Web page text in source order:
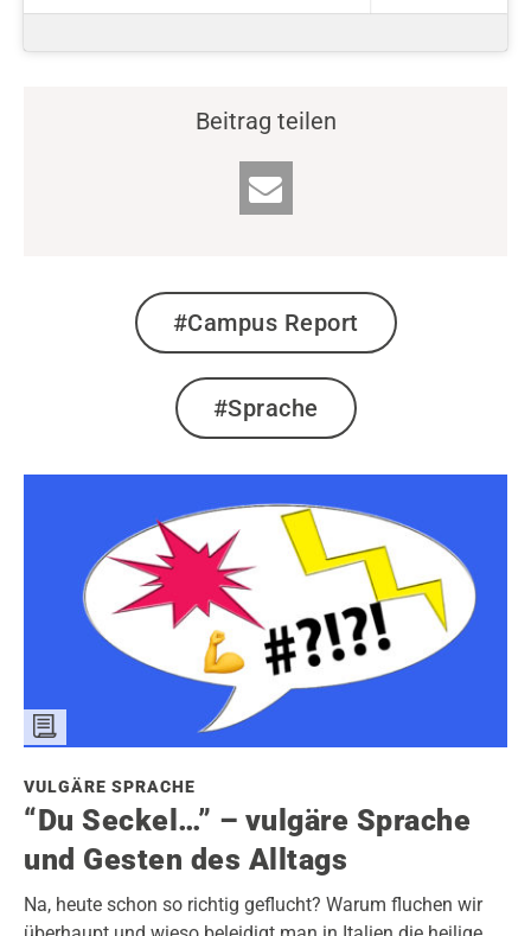
Beitrag teilen
#Campus Report
#Sprache
VULGÄRE SPRACHE
“Du Seckel…” – vulgäre Sprache
und Gesten des Alltags
Na, heute schon so richtig geflucht? Warum fluchen wir